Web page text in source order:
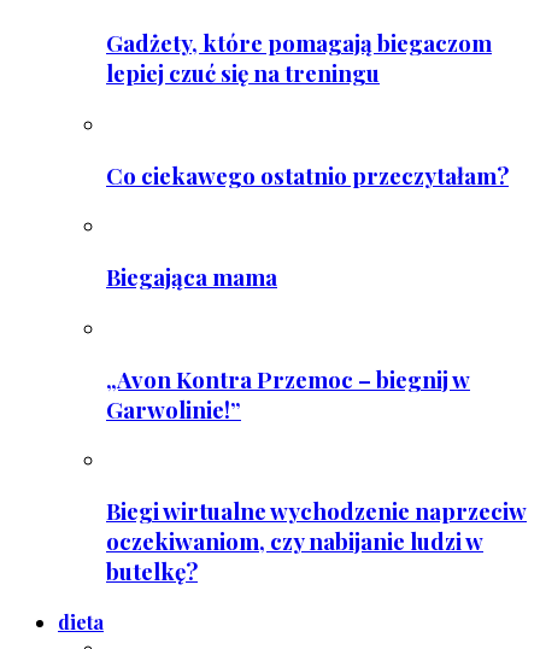
Gadżety, które pomagają biegaczom
lepiej czuć się na treningu
Co ciekawego ostatnio przeczytałam?
Biegająca mama
„Avon Kontra Przemoc – biegnij w
Garwolinie!”
Biegi wirtualne wychodzenie naprzeciw
oczekiwaniom, czy nabijanie ludzi w
butelkę?
dieta